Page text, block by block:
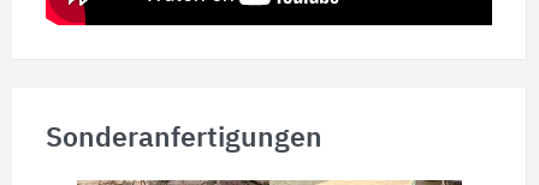
Sonderanfertigungen